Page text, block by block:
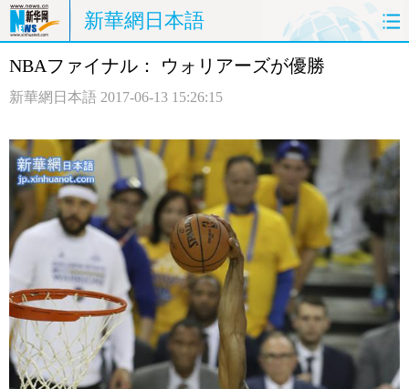
新華網日本語
ホームページ 政治 経済
観光 評論
中日対訳
NBAファイナル： ウォリアーズが優勝
新華網日本語 2017-06-13 15:26:15